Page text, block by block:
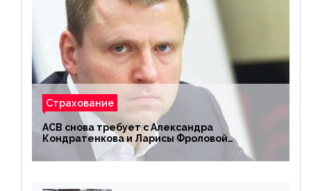
Страхование
АСВ снова требует с Александра
Кондратенкова и Ларисы Фроловой
возмещения убытков на 1,5 млрд р.